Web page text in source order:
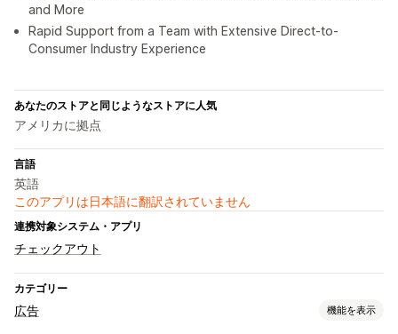
and More
Rapid Support from a Team with Extensive Direct-to-
Consumer Industry Experience
あなたのストアと同じようなストアに人気
アメリカに拠点
言語
英語
このアプリは日本語に翻訳されていません
連携対象システム・アプリ
チェックアウト
カテゴリー
広告 機能を表示